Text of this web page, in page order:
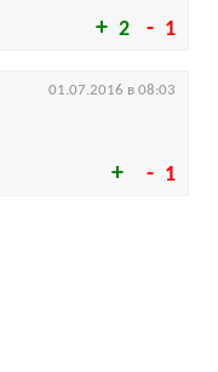
2 1
1
01.07.2016 в 08:03